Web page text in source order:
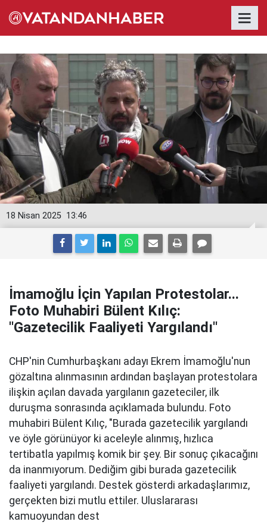
13:46
18 Nisan 2025
İmamoğlu İçin Yapılan Protestolar...
Foto Muhabiri Bülent Kılıç:
''Gazetecilik Faaliyeti Yargılandı''
CHP'nin Cumhurbaşkanı adayı Ekrem İmamoğlu'nun
gözaltına alınmasının ardından başlayan protestolara
ilişkin açılan davada yargılanın gazeteciler, ilk
duruşma sonrasında açıklamada bulundu. Foto
muhabiri Bülent Kılıç, "Burada gazetecilik yargılandı
ve öyle görünüyor ki aceleyle alınmış, hızlıca
tertibatla yapılmış komik bir şey. Bir sonuç çıkacağını
da inanmıyorum. Dediğim gibi burada gazetecilik
faaliyeti yargılandı. Destek gösterdi arkadaşlarımız,
gerçekten bizi mutlu ettiler. Uluslararası
kamuoyundan dest